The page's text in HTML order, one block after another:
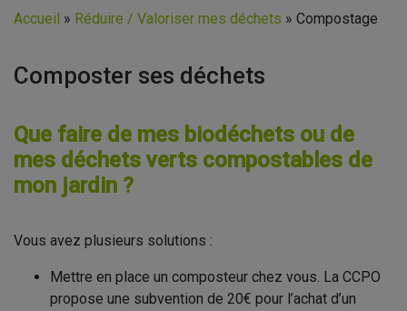
Accueil » Réduire / Valoriser mes déchets » Compostage
Composter ses déchets
Que faire de mes biodéchets ou de
mes déchets verts compostables de
mon jardin ?
Vous avez plusieurs solutions :
Mettre en place un composteur chez vous. La CCPO
propose une subvention de 20€ pour l’achat d’un